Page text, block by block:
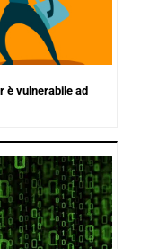
è vulnerabile ad